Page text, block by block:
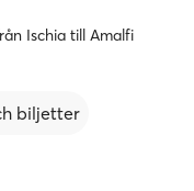
Ischia till Amalfi
biljetter